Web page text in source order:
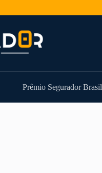
Prêmio Segurador Brasil